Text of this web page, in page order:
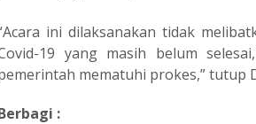
ini dilaksanakan tidak
19 yang masih belum
mematuhi prokes,” tutup
: